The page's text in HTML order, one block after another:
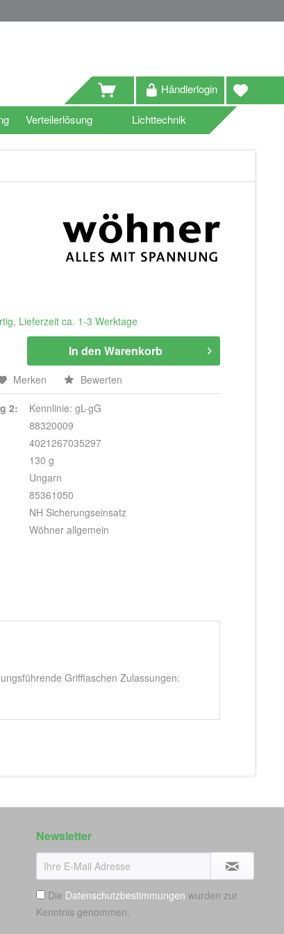
Händlerlogin
Verteilerlösung Lichttechnik
Lieferzeit ca. 1-3 Werktage
In den Warenkorb
Merken Bewerten
2:
Kennlinie: gL-gG
88320009
4021267035297
130 g
Ungarn
85361050
NH Sicherungseinsatz
Wöhner allgemein
Grifflaschen Zulassungen:
Newsletter
Die Datenschutzbestimmungen wurden zur
Kenntnis genommen.